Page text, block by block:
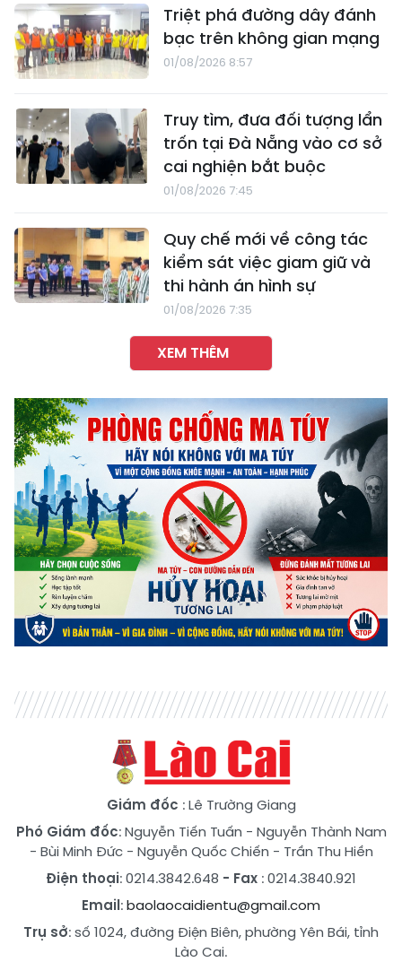
Triệt phá đường dây đánh
bạc trên không gian mạng
01/08/2026 8:57
Truy tìm, đưa đối tượng lẩn
trốn tại Đà Nẵng vào cơ sở
cai nghiện bắt buộc
01/08/2026 7:45
Quy chế mới về công tác
kiểm sát việc giam giữ và
thi hành án hình sự
01/08/2026 7:35
XEM THÊM
Giám đốc : Lê Trường Giang
Phó Giám đốc:Nguyễn Tiến Tuấn - Nguyễn Thành Nam
- Bùi Minh Đức- Nguyễn Quốc Chiến - Trần Thu Hiền
Điện thoại: 0214.3842.648 - Fax : 0214.3840.921
Email:baolaocaidientu@gmail.com
Trụ sở: số 1024, đường Điện Biên, phường Yên Bái, tỉnh
Lào Cai.